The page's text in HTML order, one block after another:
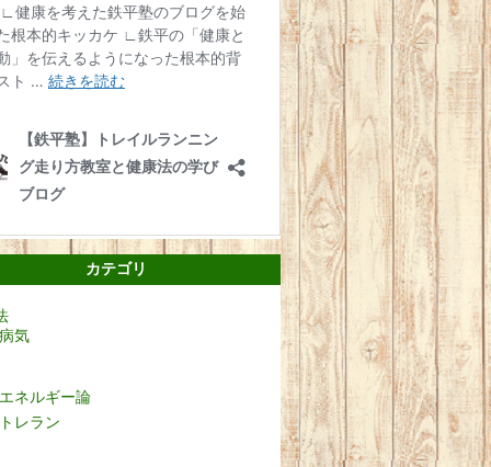
カテゴリ
病気
エネルギー論
トレラン